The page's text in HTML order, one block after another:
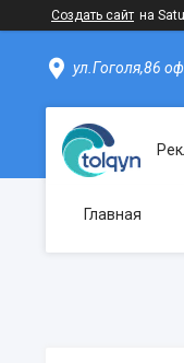
Создать сайт на
ул.Гоголя,86
Главная